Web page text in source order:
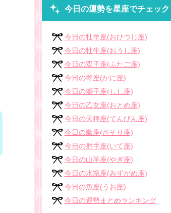
今日の運勢を星座でチェック
今日の牡羊座(おひつじ座)
今日の牡牛座(おうし座)
今日の双子座(ふたご座)
今日の蟹座(かに座)
今日の獅子座(しし座)
今日の乙女座(おとめ座)
今日の天秤座(てんびん座)
今日の蠍座(さそり座)
今日の射手座(いて座)
今日の山羊座(やぎ座)
今日の水瓶座(みずがめ座)
今日の魚座(うお座)
今日の運勢まとめランキング